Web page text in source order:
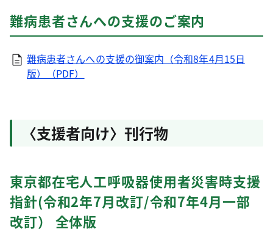
難病患者さんへの支援のご案内
難病患者さんへの支援の御案内（令和8年4月15日
版）（PDF）
〈支援者向け〉刊行物
東京都在宅人工呼吸器使用者災害時支援
指針(令和2年7月改訂/令和7年4月一部
改訂） 全体版